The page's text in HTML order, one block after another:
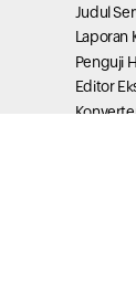
Judul
Laporan
Penguji
Editor